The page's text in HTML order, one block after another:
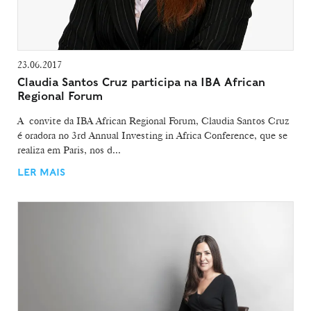
23.06.2017
Claudia Santos Cruz participa na IBA African
Regional Forum
A convite da IBA African Regional Forum, Claudia Santos Cruz
é oradora no 3rd Annual Investing in Africa Conference, que se
realiza em Paris, nos d...
LER MAIS